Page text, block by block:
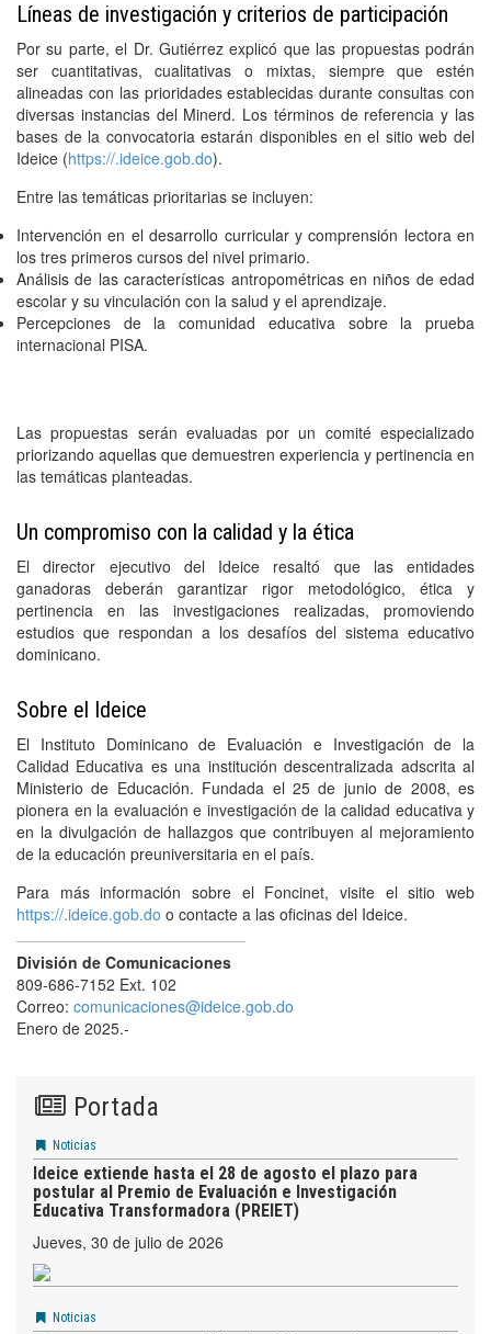
Líneas de investigación y criterios de participación
Por su parte, el Dr. Gutiérrez explicó que las propuestas podrán
ser cuantitativas, cualitativas o mixtas, siempre que estén
alineadas con las prioridades establecidas durante consultas con
diversas instancias del Minerd. Los términos de referencia y las
bases de la convocatoria estarán disponibles en el sitio web del
Ideice (https://.ideice.gob.do).
Entre las temáticas prioritarias se incluyen:
Intervención en el desarrollo curricular y comprensión lectora en
los tres primeros cursos del nivel primario.
Análisis de las características antropométricas en niños de edad
escolar y su vinculación con la salud y el aprendizaje.
Percepciones de la comunidad educativa sobre la prueba
internacional PISA.
Las propuestas serán evaluadas por un comité especializado
priorizando aquellas que demuestren experiencia y pertinencia en
las temáticas planteadas.
Un compromiso con la calidad y la ética
El director ejecutivo del Ideice resaltó que las entidades
ganadoras deberán garantizar rigor metodológico, ética y
pertinencia en las investigaciones realizadas, promoviendo
estudios que respondan a los desafíos del sistema educativo
dominicano.
Sobre el Ideice
El Instituto Dominicano de Evaluación e Investigación de la
Calidad Educativa es una institución descentralizada adscrita al
Ministerio de Educación. Fundada el 25 de junio de 2008, es
pionera en la evaluación e investigación de la calidad educativa y
en la divulgación de hallazgos que contribuyen al mejoramiento
de la educación preuniversitaria en el país.
Para más información sobre el Foncinet, visite el sitio web
https://.ideice.gob.do o contacte a las oficinas del Ideice.
División de Comunicaciones
809-686-7152 Ext. 102
Correo: comunicaciones@ideice.gob.do
Enero de 2025.-
Portada
Noticias
Ideice extiende hasta el 28 de agosto el plazo para
postular al Premio de Evaluación e Investigación
Educativa Transformadora (PREIET)
jueves, 30 de julio de 2026
Noticias